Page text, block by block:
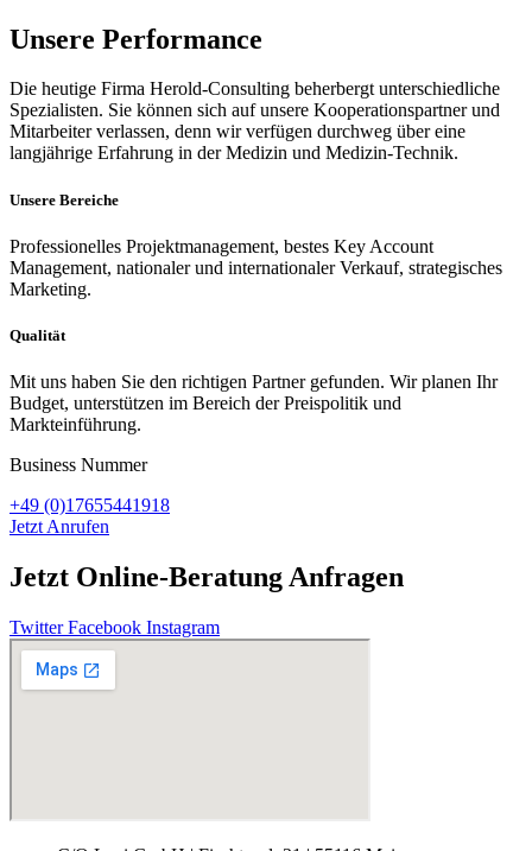
Unsere Performance
Die heutige Firma Herold-Consulting beherbergt unterschiedliche
Spezialisten. Sie können sich auf unsere Kooperationspartner und
Mitarbeiter verlassen, denn wir verfügen durchweg über eine
langjährige Erfahrung in der Medizin und Medizin-Technik.
Unsere Bereiche
Professionelles Projektmanagement, bestes Key Account
Management, nationaler und internationaler Verkauf, strategisches
Marketing.
Qualität
Mit uns haben Sie den richtigen Partner gefunden. Wir planen Ihr
Budget, unterstützen im Bereich der Preispolitik und
Markteinführung.
Business Nummer
+49 (0)17655441918
Jetzt Anrufen
Jetzt Online-Beratung Anfragen
Twitter Facebook Instagram